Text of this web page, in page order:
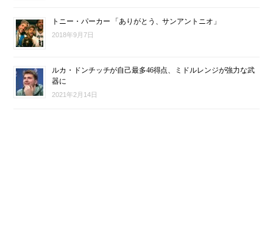
トニー・パーカー 「ありがとう、サンアントニオ」
2018年9月7日
ルカ・ドンチッチが自己最多46得点、ミドルレンジが強力な武
器に
2021年2月14日